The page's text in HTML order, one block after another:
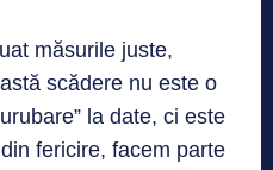
măsurile juste,
scădere nu este o
la date, ci este
fericire, facem parte